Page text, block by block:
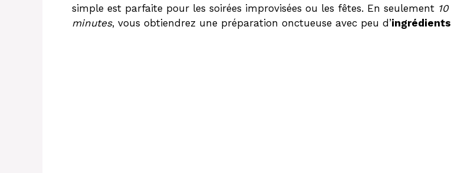
simple est parfaite pour les soirées improvisées ou les fêtes. En seulement 10
minutes, vous obtiendrez une préparation onctueuse avec peu d’ingrédients